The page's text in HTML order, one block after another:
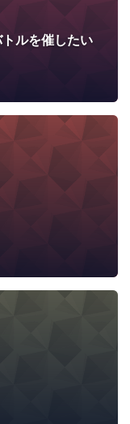
ルを催したい